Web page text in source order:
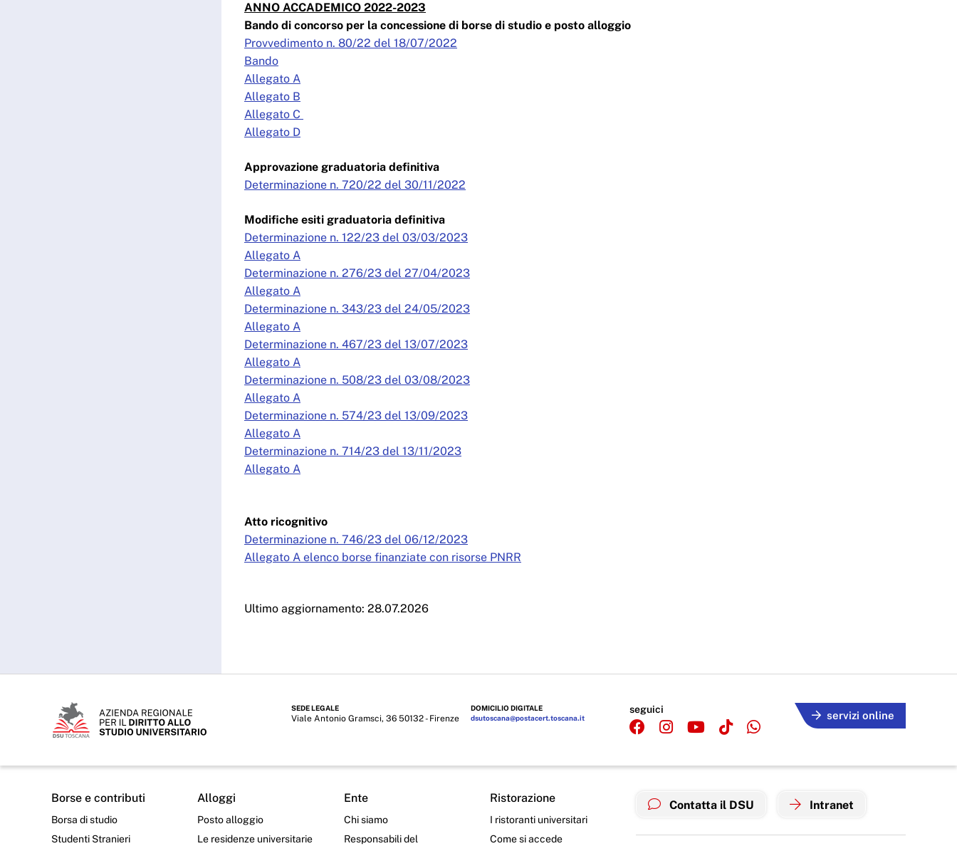
ANNO ACCADEMICO 2022-2023
Bando di concorso per la concessione di borse di studio e posto alloggio
Provvedimento n. 80/22 del 18/07/2022
Bando
Allegato A
Allegato B
Allegato C
Allegato D
Approvazione graduatoria definitiva
Determinazione n. 720/22 del 30/11/2022
Modifiche esiti graduatoria definitiva
Determinazione n. 122/23 del 03/03/2023
Allegato A
Determinazione n. 276/23 del 27/04/2023
Allegato A
Determinazione n. 343/23 del 24/05/2023
Allegato A
Determinazione n. 467/23 del 13/07/2023
Allegato A
Determinazione n. 508/23 del 03/08/2023
Allegato A
Determinazione n. 574/23 del 13/09/2023
Allegato A
Determinazione n. 714/23 del 13/11/2023
Allegato A
Atto ricognitivo
Determinazione n. 746/23 del 06/12/2023
Allegato A elenco borse finanziate con risorse PNRR
Ultimo aggiornamento: 28.07.2026
SEDE LEGALE
Viale Antonio Gramsci, 36 50132 - Firenze
DOMICILIO DIGITALE
dsutoscana@postacert.toscana.it
seguici
servizi online
Borse e contributi
Borsa di studio
Studenti Stranieri
Alloggi
Posto alloggio
Le residenze universitarie
Ente
Chi siamo
Responsabili del
Ristorazione
I ristoranti universitari
Come si accede
Contatta il DSU Intranet